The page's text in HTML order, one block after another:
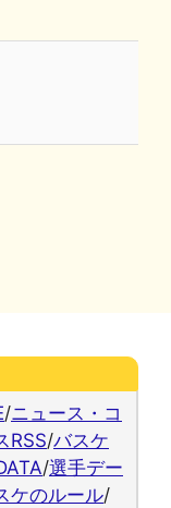
/ニュース・コ
RSS/バスケ
/選手デー
ケのルール/